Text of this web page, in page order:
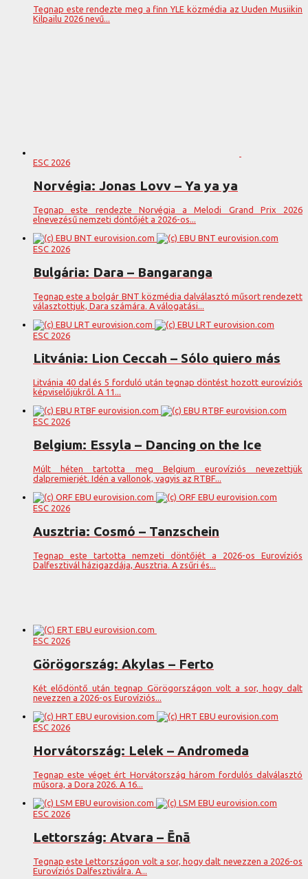
Tegnap este rendezte meg a finn YLE közmédia az Uuden Musiikin
Kilpailu 2026 nevű...
ESC 2026
Norvégia: Jonas Lovv – Ya ya ya
Tegnap este rendezte Norvégia a Melodi Grand Prix 2026
elnevezésű nemzeti döntőjét a 2026-os...
ESC 2026
Bulgária: Dara – Bangaranga
Tegnap este a bolgár BNT közmédia dalválasztó műsort rendezett
választottjuk, Dara számára. A válogatási...
ESC 2026
Litvánia: Lion Ceccah – Sólo quiero más
Litvánia 40 dal és 5 forduló után tegnap döntést hozott eurovíziós
képviselőjükről. A 11...
ESC 2026
Belgium: Essyla – Dancing on the Ice
Múlt héten tartotta meg Belgium eurovíziós nevezettjük
dalpremierjét. Idén a vallonok, vagyis az RTBF...
ESC 2026
Ausztria: Cosmó – Tanzschein
Tegnap este tartotta nemzeti döntőjét a 2026-os Eurovíziós
Dalfesztivál házigazdája, Ausztria. A zsűri és...
ESC 2026
Görögország: Akylas – Ferto
Két elődöntő után tegnap Görögországon volt a sor, hogy dalt
nevezzen a 2026-os Eurovíziós...
ESC 2026
Horvátország: Lelek – Andromeda
Tegnap este véget ért Horvátország három fordulós dalválasztó
műsora, a Dora 2026. A 16...
ESC 2026
Lettország: Atvara – Ēnā
Tegnap este Lettországon volt a sor, hogy dalt nevezzen a 2026-os
Eurovíziós Dalfesztiválra. A...